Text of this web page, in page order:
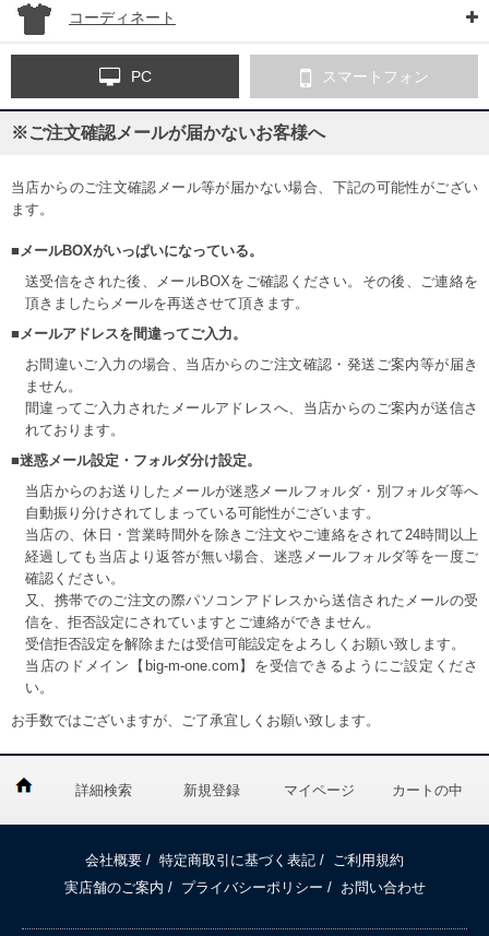
コーディネート
PC スマートフォン
※ご注文確認メールが届かないお客様へ
当店からのご注文確認メール等が届かない場合、下記の可能性がござい
ます。
■メールBOXがいっぱいになっている。
送受信をされた後、メールBOXをご確認ください。その後、ご連絡を
頂きましたらメールを再送させて頂きます。
■メールアドレスを間違ってご入力。
お間違いご入力の場合、当店からのご注文確認・発送ご案内等が届き
ません。
間違ってご入力されたメールアドレスへ、当店からのご案内が送信さ
れております。
■迷惑メール設定・フォルダ分け設定。
当店からのお送りしたメールが迷惑メールフォルダ・別フォルダ等へ
自動振り分けされてしまっている可能性がございます。
当店の、休日・営業時間外を除きご注文やご連絡をされて24時間以上
経過しても当店より返答が無い場合、迷惑メールフォルダ等を一度ご
確認ください。
又、携帯でのご注文の際パソコンアドレスから送信されたメールの受
信を、拒否設定にされていますとご連絡ができません。
受信拒否設定を解除または受信可能設定をよろしくお願い致します。
当店のドメイン【big-m-one.com】を受信できるようにご設定くださ
い。
お手数ではございますが、ご了承宜しくお願い致します。
詳細検索 新規登録 マイページ カートの中
会社概要 / 特定商取引に基づく表記 / ご利用規約
実店舗のご案内 / プライバシーポリシー / お問い合わせ